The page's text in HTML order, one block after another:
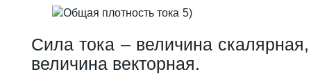
5)
Сила тока – величина
величина векторная.